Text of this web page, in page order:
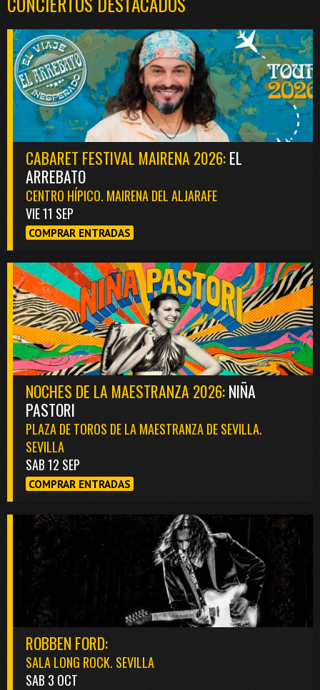
CABARET FESTIVAL MAIRENA 2026:EL
ARREBATO
CENTRO HÍPICO. MAIRENA DEL ALJARAFE
VIE 11 SEP
COMPRAR ENTRADAS
NOCHES DE LA MAESTRANZA 2026:NIÑA
PASTORI
PLAZA DE TOROS DE LA MAESTRANZA DE SEVILLA.
SEVILLA
SAB 12 SEP
COMPRAR ENTRADAS
ROBBEN FORD:
SALA LONG ROCK. SEVILLA
SAB 3 OCT